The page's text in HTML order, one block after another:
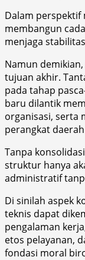
Dalam perspektif
membangun
menjaga
Namun
tujuan akhir.
pada tahap
baru dilantik
organisasi, serta
perangkat
Tanpa
struktur hanya
administratif
Di sinilah aspek
teknis dapat
pengalaman
etos pelayanan,
fondasi moral